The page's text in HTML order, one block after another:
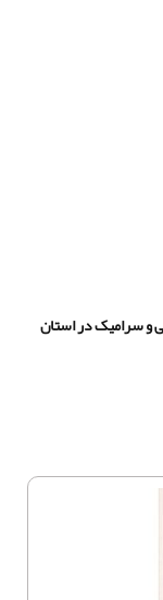
و سرامیک در استان